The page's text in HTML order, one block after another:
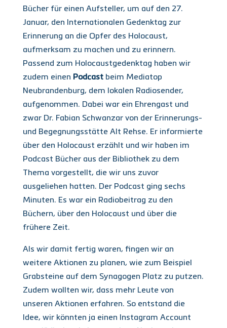
Bücher für einen Aufsteller, um auf den 27.
Januar, den Internationalen Gedenktag zur
Erinnerung an die Opfer des Holocaust,
aufmerksam zu machen und zu erinnern.
Passend zum Holocaustgedenktag haben wir
zudem einen Podcastbeim Mediatop
Neubrandenburg, dem lokalen Radiosender,
aufgenommen. Dabei war ein Ehrengast und
zwar Dr. Fabian Schwanzar von der Erinnerungs-
und Begegnungsstätte Alt Rehse. Er informierte
über den Holocaust erzählt und wir haben im
Podcast Bücher aus der Bibliothek zu dem
Thema vorgestellt, die wir uns zuvor
ausgeliehen hatten. Der Podcast ging sechs
Minuten. Es war ein Radiobeitrag zu den
Büchern, über den Holocaust und über die
frühere Zeit.
Als wir damit fertig waren, fingen wir an
weitere Aktionen zu planen, wie zum Beispiel
Grabsteine auf dem Synagogen Platz zu putzen.
Zudem wollten wir, dass mehr Leute von
unseren Aktionen erfahren. So entstand die
Idee, wir könnten ja einen Instagram Account